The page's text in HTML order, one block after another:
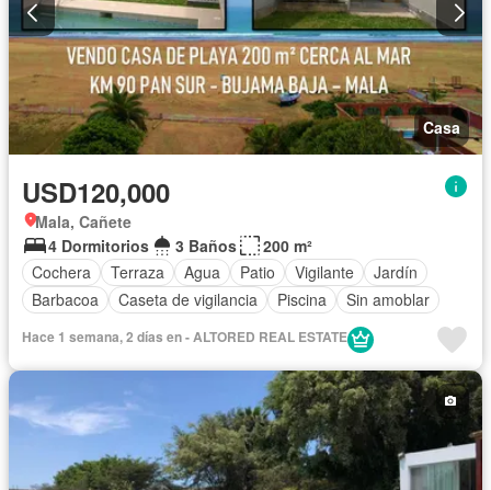
Casa
USD120,000
Mala, Cañete
4 Dormitorios
3 Baños
200 m²
Cochera
Terraza Agua Patio Vigilante
Jardín
Barbacoa
Caseta de vigilancia Piscina Sin amoblar
Hace 1 semana, 2 días en - ALTORED REAL ESTATE